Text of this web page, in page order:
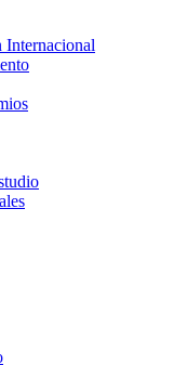
Internacional